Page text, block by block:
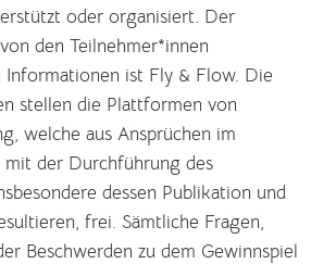
oder organisiert. Der
den Teilnehmer*innen
ist Fly & Flow. Die
stellen die Plattformen von
welche aus Ansprüchen im
mit der Durchführung des
dessen Publikation und
frei. Sämtliche Fragen,
Beschwerden zu dem Gewinnspiel